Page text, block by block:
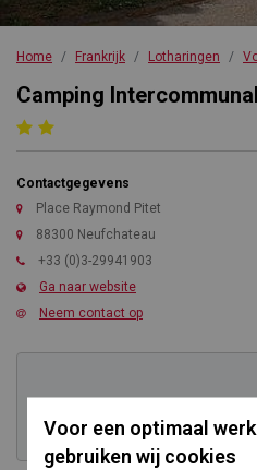
Voor een optimaal
gebruiken wij cookies
Camping Intercommunal
Contactgegevens
Place Raymond Pitet
88300 Neufchateau
+33 (0)3-29941903
Ga naar website
Neem contact op
Home Frankrijk Lotharingen